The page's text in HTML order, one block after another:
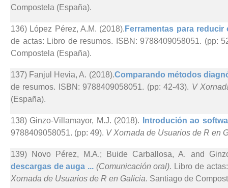
Compostela (España).
136) López Pérez, A.M. (2018). Ferramentas para
de actas: Libro de resumos. ISBN: 9788409058051. (pp:
Compostela (España).
137) Fanjul Hevia, A. (2018).Comparando métodos
de resumos. ISBN: 9788409058051. (pp: 42-43). V
(España).
138) Ginzo-Villamayor, M.J. (2018). Introdución ao
9788409058051. (pp: 49). V Xornada de Usuarios de R en
139) Novo Pérez, M.A.; Buide Carballosa, A. and
descargas de auga ... (Comunicación oral). Libro de
Xornada de Usuarios de R en Galicia. Santiago de